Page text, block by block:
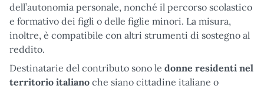
dell’autonomia personale, nonché il percorso scolastico
e formativo dei figli o delle figlie minori. La misura,
inoltre, è compatibile con altri strumenti di sostegno al
reddito.
Destinatarie del contributo sono le donne residenti nel
territorio italiano che siano cittadine italiane o